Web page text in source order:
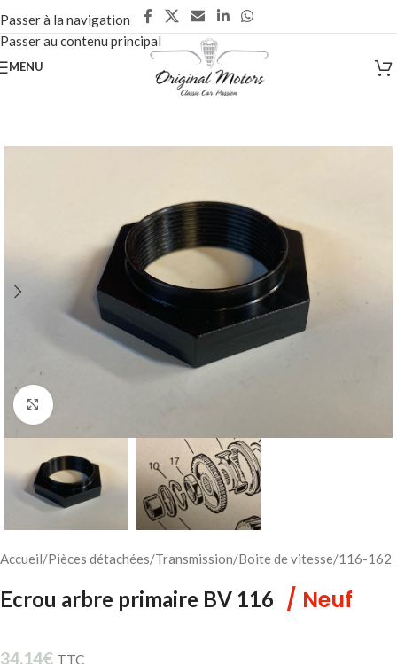
Passer à la navigation
Passer au contenu principal
MENU
Cliquez pour agrandir
Accueil/Pièces détachées/Transmission/Boite de vitesse/116-162
Ecrou arbre primaire BV 116 / Neuf
34,14€ TTC